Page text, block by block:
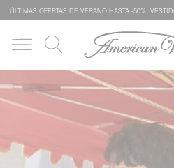
ÚLTIMAS OFERTAS DE VERANO HASTA -50%: